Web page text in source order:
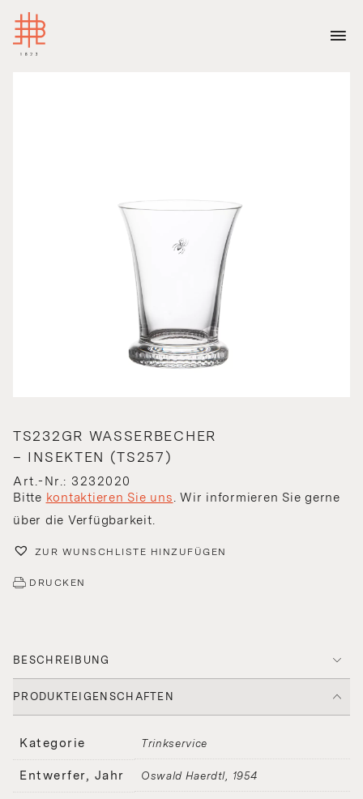
TS232GR WASSERBECHER
– INSEKTEN (TS257)
Art.-Nr.: 3232020
Bitte kontaktieren Sie uns. Wir informieren Sie gerne
über die Verfügbarkeit.
ZUR WUNSCHLISTE HINZUFÜGEN
DRUCKEN
BESCHREIBUNG
PRODUKTEIGENSCHAFTEN
Kategorie Trinkservice
Entwerfer, Jahr Oswald Haerdtl 1954